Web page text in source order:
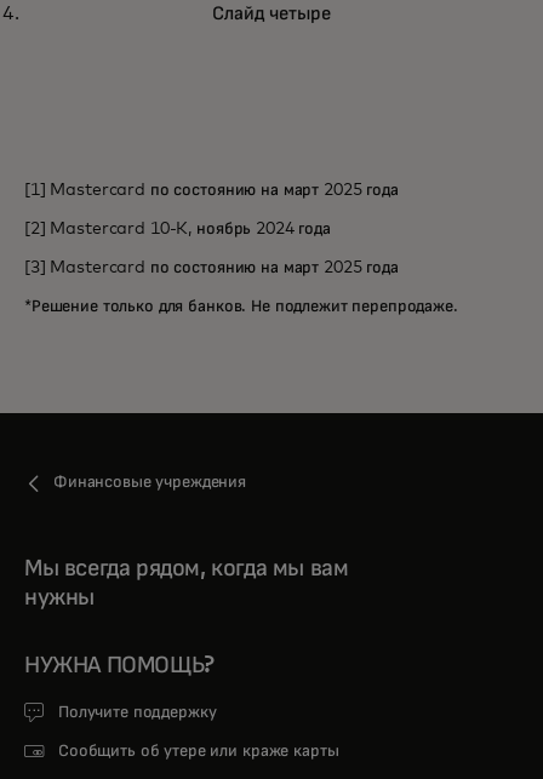
банков с помощью абсолютно
Слайд четыре
[1] Mastercard по состоянию на март 2025 года
[2] Mastercard 10-K, ноябрь 2024 года
[3] Mastercard по состоянию на март 2025 года
*Решение только для банков. Не подлежит перепродаже.
Финансовые учреждения
Мы всегда рядом, когда мы вам
нужны
НУЖНА ПОМОЩЬ?
Получите поддержку
Сообщить об утере или краже карты